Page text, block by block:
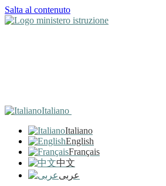
Salta al contenuto
Italiano
Italiano
English
Français
中文
عربى